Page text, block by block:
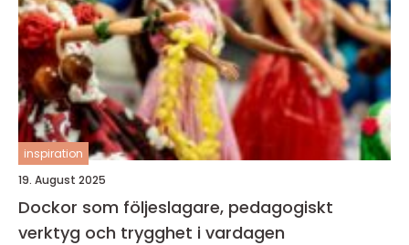
inspiration
19. August 2025
Dockor som följeslagare, pedagogiskt
verktyg och trygghet i vardagen